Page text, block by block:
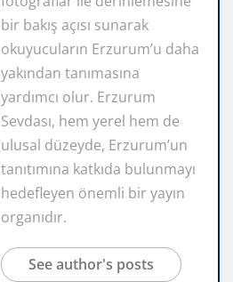
bir bakış açısı sunarak
okuyucuların Erzurum’u daha
yakından tanımasına
yardımcı olur. Erzurum
Sevdası, hem yerel hem de
ulusal düzeyde, Erzurum’un
tanıtımına katkıda bulunmayı
hedefleyen önemli bir yayın
organıdır.
See author's posts